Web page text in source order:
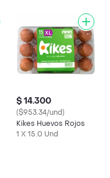
$ 14.300
($953.34/und)
Kikes Huevos Rojos
1 X 15.0 Und